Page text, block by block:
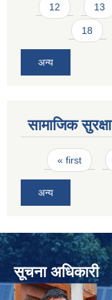
12 13
18
अन्य
सामाजिक सुरक्षा
Pages
« first
अन्य
सूचना अधिकारी